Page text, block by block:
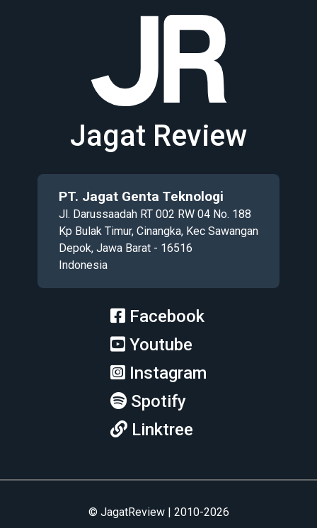
Jagat Review
PT. Jagat Genta Teknologi
Jl. Darussaadah RT 002 RW 04 No. 188
Kp Bulak Timur, Cinangka, Kec Sawangan
Depok, Jawa Barat - 16516
Indonesia
Facebook
Youtube
Instagram
Spotify
Linktree
© JagatReview | 2010-2026